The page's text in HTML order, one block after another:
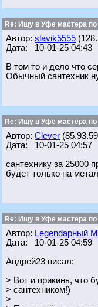
Re: Ищу в Уфе мастера
Автор: slavik5555
Дата: 10-01-25 04:43
В том то и дело что
Обычный сантехник
Re: Ищу в Уфе мастера
Автор: Clever
Дата: 10-01-25 04:57
сантехнику за 25000
будет только на
Re: Ищу в Уфе мастера
Автор: Legendарный
Дата: 10-01-25 04:59
Андрей23 писал:
> Вот и прикинь, что
> сантехником!)
>